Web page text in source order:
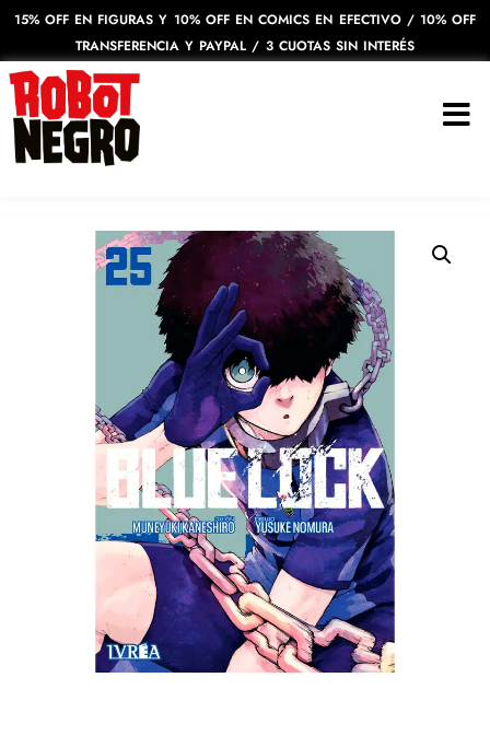
15% OFF EN FIGURAS Y 10% OFF EN COMICS EN EFECTIVO / 10% OFF
TRANSFERENCIA Y PAYPAL / 3 CUOTAS SIN INTERÉS